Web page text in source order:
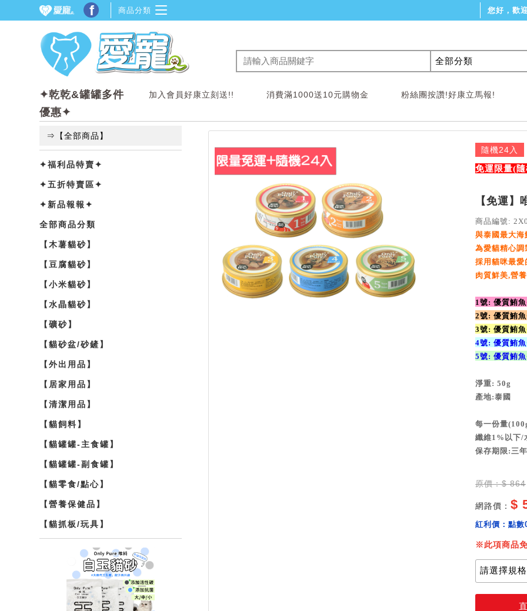
f 商品分類 您好，歡
✦乾乾&罐罐多件
優惠✦
加入會員好康立刻送!! 消費滿1000送10元購物金 粉絲團按讚!好康立馬報!
⇒【全部商品】
✦福利品特賣✦
✦五折特賣區✦
✦新品報報✦
全部商品分類
【木薯貓砂】
【豆腐貓砂】
【小米貓砂】
【水晶貓砂】
【礦砂】
【貓砂盆/砂鏟】
【外出用品】
【居家用品】
【清潔用品】
【貓飼料】
【貓罐罐-主食罐】
【貓罐罐-副食罐】
【貓零食/點心】
【營養保健品】
【貓抓板/玩具】
隨機24入
免運限量(
【免運
商品編號:
與泰國最大
為愛貓精心調
採用貓咪最
肉質鮮美,營
1號: 優質鮪
2號: 優質鮪
3號: 優質鮪
4號: 優質鮪
5號: 優質鮪
淨重: 50g
產地:泰國
每一份量
纖維1%以下/
保存期限:三
原價：$ 864
網路價：$
紅利價：點數
※此項商品
商品介紹